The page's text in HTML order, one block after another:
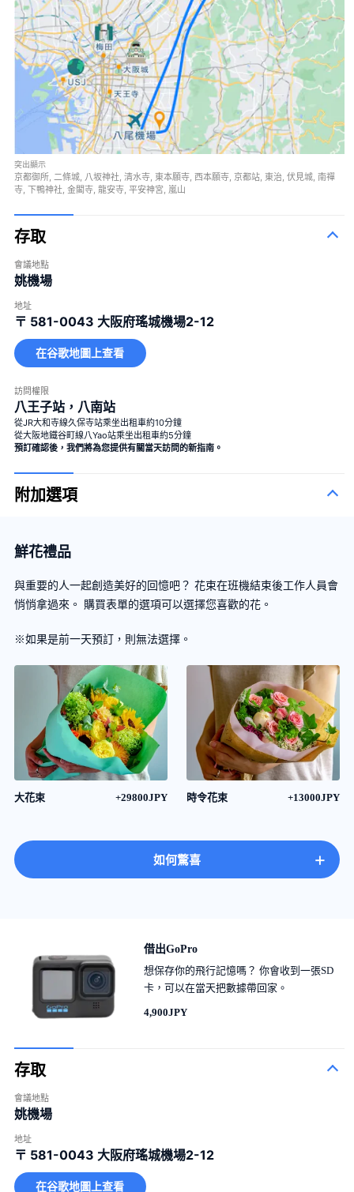
突出顯示
京都御所, 二條城, 八坂神社, 清水寺, 東本願寺, 西本願寺, 京都站, 東治, 伏見城, 南禪
寺, 下鴨神社, 金閣寺, 龍安寺, 平安神宮, 嵐山
存取
會議地點
姚機場
地址
〒 581-0043 大阪府瑤城機場2-12
在谷歌地圖上查看
訪問權限
八王子站，八南站
從JR大和寺線久保寺站乘坐出租車約10分鐘
從大阪地鐵谷町線八Yao站乘坐出租車約5分鐘
預訂確認後，我們將為您提供有關當天訪問的新指南。
附加選項
鮮花禮品
與重要的人一起創造美好的回憶吧？ 花束在班機結束後工作人員會
悄悄拿過來。 購買表單的選項可以選擇您喜歡的花。
※如果是前一天預訂，則無法選擇。
大花束 +29800JPY 時令花束 +13000JPY
如何驚喜 +
借出GoPro
想保存你的飛行記憶嗎？ 你會收到一張SD
卡，可以在當天把數據帶回家。
4,900JPY
存取
會議地點
姚機場
地址
〒 581-0043 大阪府瑤城機場2-12
在谷歌地圖上查看